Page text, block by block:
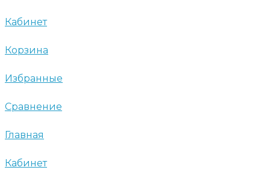
Кабинет
Корзина
Избранные
Сравнение
Главная
Кабинет